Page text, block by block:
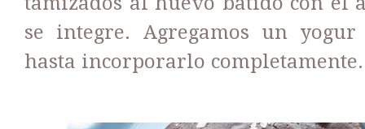
se integre. Agregamos un
hasta incorporarlo completamente.